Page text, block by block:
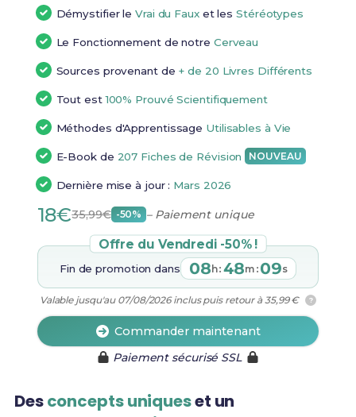
Démystifier leVrai du Fauxet lesStéréotypes
Le Fonctionnement de notre Cerveau
Sources provenant de + de 20 Livres Différents
Tout est100% Prouvé Scientifiquement
Méthodes d'Apprentissage Utilisables à Vie
E-Book de 207 Fiches de Révision NOUVEAU
Dernière mise à jour : Mars 2026
18€35,99€ -50% – Paiement unique
Offre du Vendredi -50% !
Fin de promotion dans 08 h:48m :08s
Valable jusqu'au 07/08/2026 inclus puis retour à 35,99 € ?
Commander maintenant
Paiement sécurisé SSL
Desconcepts uniqueset un